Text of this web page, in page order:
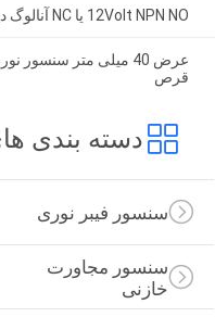
12Volt NPN NO یا NC آنالوگ دیجیتال فیبر نوری تقویت کننده سنسور
عرض 40 میلی متر
قرص
دسته بندی
سنسور فیبر نوری
سنسور مجاورت
خازنی